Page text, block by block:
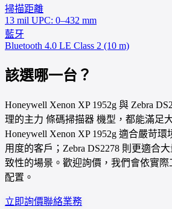
掃描距離
13 mil UPC: 0–432 mm
藍牙
Bluetooth 4.0 LE Class 2 (10 m)
該選哪一台？
Honeywell Xenon XP 1952g 與 Zebra
理的主力 條碼掃描器 機型，都能滿足
Honeywell Xenon XP 1952g 適合嚴苛
用度的客戶；Zebra DS2278 則更適合
致性的場景。歡迎詢價，我們會依實
配置。
立即詢價聯絡業務